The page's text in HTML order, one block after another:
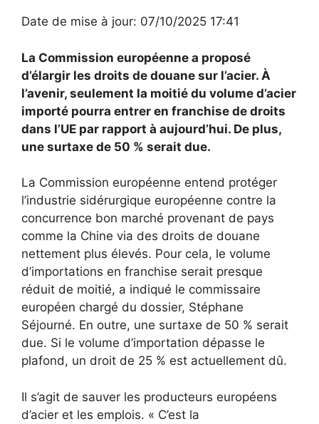
Date de mise à jour: 07/10/2025 17:41
La Commission européenne a proposé
d’élargir les droits de douane sur l’acier. À
l’avenir, seulement la moitié du volume d’acier
importé pourra entrer en franchise de droits
dans l’UE par rapport à aujourd’hui. De plus,
une surtaxe de 50 % serait due.
La Commission européenne entend protéger
l’industrie sidérurgique européenne contre la
concurrence bon marché provenant de pays
comme la Chine via des droits de douane
nettement plus élevés. Pour cela, le volume
d’importations en franchise serait presque
réduit de moitié, a indiqué le commissaire
européen chargé du dossier, Stéphane
Séjourné. En outre, une surtaxe de 50 % serait
due. Si le volume d’importation dépasse le
plafond, un droit de 25 % est actuellement dû.
Il s’agit de sauver les producteurs européens
d’acier et les emplois. « C’est la